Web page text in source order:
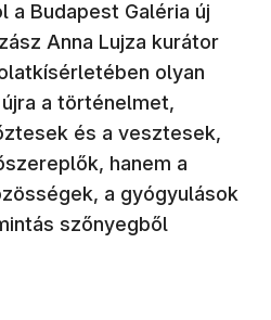
a Budapest Galéria új
Anna Lujza kurátor
olyan
a történelmet,
és a vesztesek,
hanem a
a gyógyulások
szőnyegből